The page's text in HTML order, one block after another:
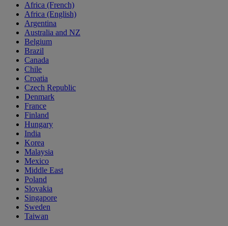
Africa (French)
Africa (English)
Argentina
Australia and NZ
Belgium
Brazil
Canada
Chile
Croatia
Czech Republic
Denmark
France
Finland
Hungary
India
Korea
Malaysia
Mexico
Middle East
Poland
Slovakia
Singapore
Sweden
Taiwan